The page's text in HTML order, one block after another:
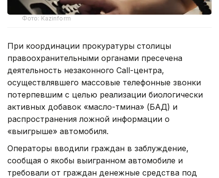
Фото: Kazinform
При координации прокуратуры столицы
правоохранительными органами пресечена
деятельность незаконного Call-центра,
осуществлявшего массовые телефонные звонки
потерпевшим с целью реализации биологически
активных добавок «масло-тмина» (БАД) и
распространения ложной информации о
«выигрыше» автомобиля.
Операторы вводили граждан в заблуждение,
сообщая о якобы выигранном автомобиле и
требовали от граждан денежные средства под